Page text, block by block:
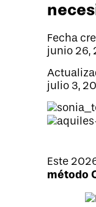
Fecha
junio 26,
julio 3,
Este
método